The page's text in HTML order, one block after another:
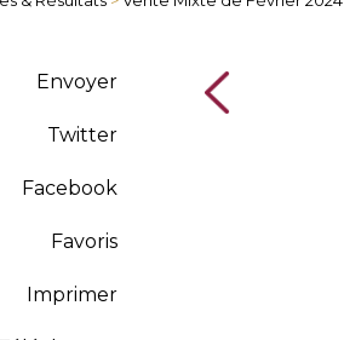
Envoyer
Twitter
Facebook
Favoris
Imprimer